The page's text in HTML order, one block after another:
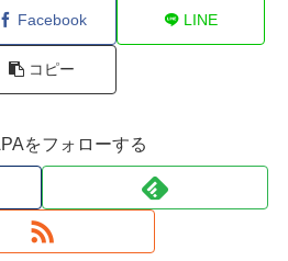
Facebook LINE
コピー
をフォローする